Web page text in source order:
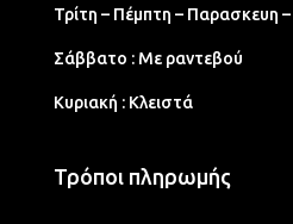
Τρίτη – Πέμπτη – Παρασκευη –
Σάββατο : Με ραντεβού
Κυριακή : Κλειστά
Τρόποι πληρωμής